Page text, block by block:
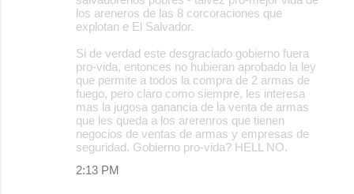
los areneros de las 8 corcoraciones que
explotan e El Salvador.
Si de verdad este desgraciado gobierno fuera
pro-vida, entonces no hubieran aprobado la ley
que permite a todos la compra de 2 armas de
fuego, pero claro como siempre, les interesa
mas la jugosa ganancia de la venta de armas
que les queda a los arerenros que tienen
negocios de ventas de armas y empresas de
seguridad. Gobierno pro-vida? HELL NO.
2:13 PM